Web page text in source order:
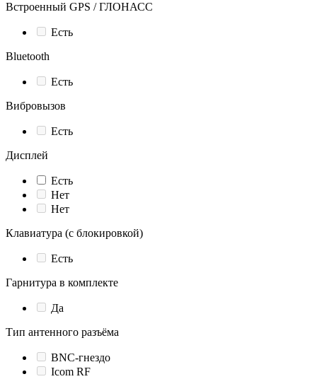
Встроенный GPS / ГЛОНАСС
Есть
Bluetooth
Есть
Вибровызов
Есть
Дисплей
Есть
Нет
Нет
Клавиатура (с блокировкой)
Есть
Гарнитура в комплекте
Да
Тип антенного разъёма
BNC-гнездо
Icom RF